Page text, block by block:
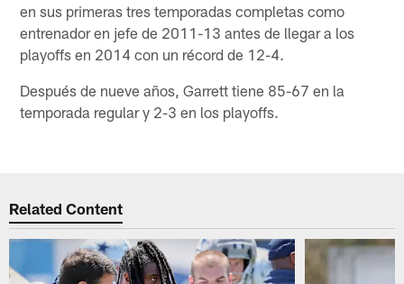
en sus primeras tres temporadas completas como
entrenador en jefe de 2011-13 antes de llegar a los
playoffs en 2014 con un récord de 12-4.
Después de nueve años, Garrett tiene 85-67 en la
temporada regular y 2-3 en los playoffs.
Related Content